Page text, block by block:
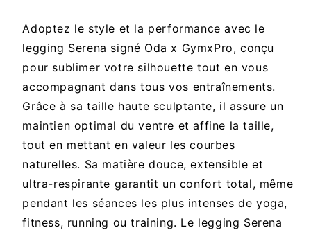
Adoptez le style et la performance avec le
legging Serena signé Oda x GymxPro, conçu
pour sublimer votre silhouette tout en vous
accompagnant dans tous vos entraînements.
Grâce à sa taille haute sculptante, il assure un
maintien optimal du ventre et affine la taille,
tout en mettant en valeur les courbes
naturelles. Sa matière douce, extensible et
ultra-respirante garantit un confort total, même
pendant les séances les plus intenses de yoga,
fitness, running ou training. Le legging Serena